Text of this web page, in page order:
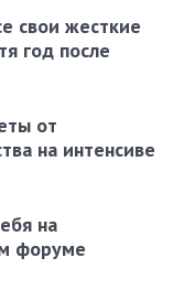
свои жесткие
год после
от
на интенсиве
на
форуме